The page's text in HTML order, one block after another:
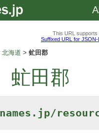
This URL supports
Suffixed URL for JSON-
北海道 虻田郡
虻田郡